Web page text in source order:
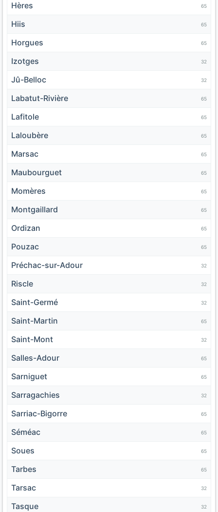
Hères 65
Hiis 65
Horgues 65
Izotges 32
Jû-Belloc 32
Labatut-Rivière 65
Lafitole 65
Laloubère 65
Marsac 65
Maubourguet 65
Momères 65
Montgaillard 65
Ordizan 65
Pouzac 65
Préchac-sur-Adour 32
Riscle 32
Saint-Germé 32
Saint-Martin 65
Saint-Mont 32
Salles-Adour 65
Sarniguet 65
Sarragachies 32
Sarriac-Bigorre 65
Séméac 65
Soues 65
Tarbes 65
Tarsac 32
Tasque 32